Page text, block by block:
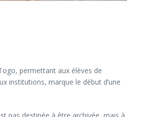
permettant aux élèves de
institutions, marque le début d’une